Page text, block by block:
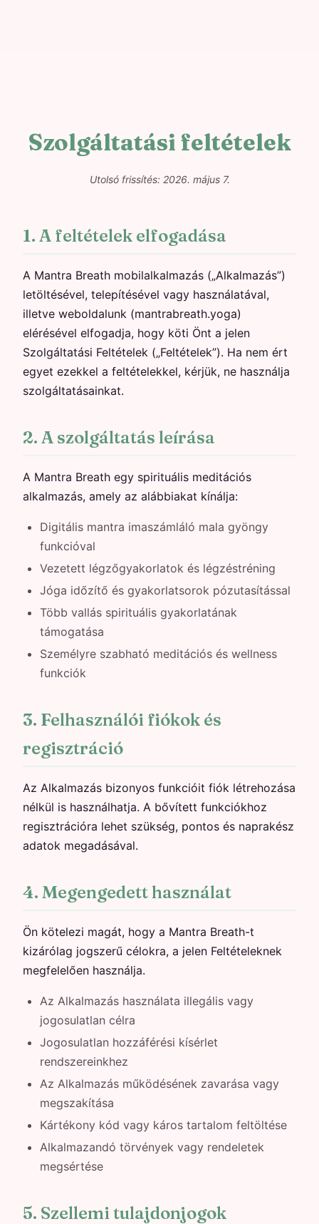
Szolgáltatási feltételek
Utolsó frissítés: 2026. május 7.
1. A feltételek elfogadása
A Mantra Breath mobilalkalmazás („Alkalmazás”)
letöltésével, telepítésével vagy használatával,
illetve weboldalunk (mantrabreath.yoga)
elérésével elfogadja, hogy köti Önt a jelen
Szolgáltatási Feltételek („Feltételek”). Ha nem ért
egyet ezekkel a feltételekkel, kérjük, ne használja
szolgáltatásainkat.
2. A szolgáltatás leírása
A Mantra Breath egy spirituális meditációs
alkalmazás, amely az alábbiakat kínálja:
Digitális mantra imaszámláló mala gyöngy
funkcióval
Vezetett légzőgyakorlatok és légzéstréning
Jóga időzítő és gyakorlatsorok pózutasítással
Több vallás spirituális gyakorlatának
támogatása
Személyre szabható meditációs és wellness
funkciók
3. Felhasználói fiókok és
regisztráció
Az Alkalmazás bizonyos funkcióit fiók létrehozása
nélkül is használhatja. A bővített funkciókhoz
regisztrációra lehet szükség, pontos és naprakész
adatok megadásával.
4. Megengedett használat
Ön kötelezi magát, hogy a Mantra Breath-t
kizárólag jogszerű célokra, a jelen Feltételeknek
megfelelően használja.
Az Alkalmazás használata illegális vagy
jogosulatlan célra
Jogosulatlan hozzáférési kísérlet
rendszereinkhez
Az Alkalmazás működésének zavarása vagy
megszakítása
Kártékony kód vagy káros tartalom feltöltése
Alkalmazandó törvények vagy rendeletek
megsértése
5. Szellemi tulajdonjogok